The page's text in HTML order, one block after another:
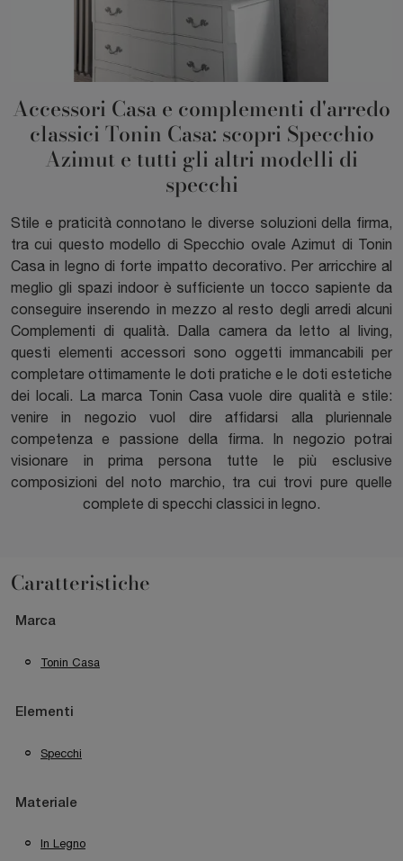
Accessori Casa e complementi d'arredo
classici Tonin Casa: scopri Specchio
Azimut e tutti gli altri modelli di
specchi
Stile e praticità connotano le diverse soluzioni della firma,
tra cui questo modello di Specchio ovale Azimut di Tonin
Casa in legno di forte impatto decorativo. Per arricchire al
meglio gli spazi indoor è sufficiente un tocco sapiente da
conseguire inserendo in mezzo al resto degli arredi alcuni
Complementi di qualità. Dalla camera da letto al living,
questi elementi accessori sono oggetti immancabili per
completare ottimamente le doti pratiche e le doti estetiche
dei locali. La marca Tonin Casa vuole dire qualità e stile:
venire in negozio vuol dire affidarsi alla pluriennale
competenza e passione della firma. In negozio potrai
visionare in prima persona tutte le più esclusive
composizioni del noto marchio, tra cui trovi pure quelle
complete di specchi classici in legno.
Caratteristiche
Marca
Tonin Casa
Elementi
Specchi
Materiale
In Legno